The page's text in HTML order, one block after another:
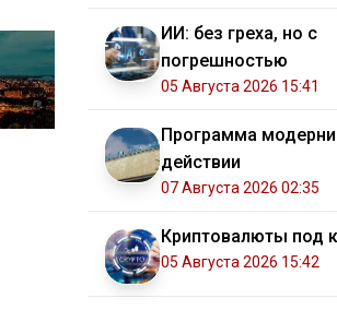
ИИ: без греха, но с
погрешностью
05 Августа 2026 15:41
Программа
действии
07 Августа 2026 02:35
Криптовалюты под
05 Августа 2026 15:42